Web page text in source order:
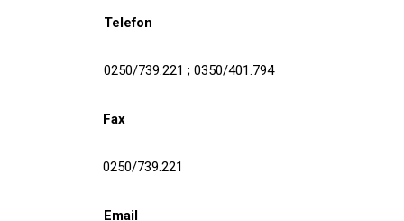
Telefon
0250/739.221 ; 0350/401.794
Fax
0250/739.221
Email